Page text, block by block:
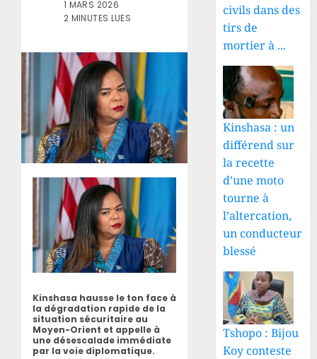
1 MARS 2026
2 MINUTES LUES
Kinshasa hausse le ton face à
la dégradation rapide de la
situation sécuritaire au
Moyen-Orient et appelle à
une désescalade immédiate
par la voie diplomatique.
civils dans des
tirs de
mortier à ...
Kinshasa : un
différend sur
la recette
d’une moto
tourne à
l’altercation,
un conducteur
blessé
Tshopo : Bijou
Koy conteste